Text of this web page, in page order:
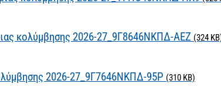
κολύμβησης 2026-27_9Γ8646ΝΚΠΔ-ΑΕΖ (324
2026-27_9Γ7646ΝΚΠΔ-95Ρ (310 KB)